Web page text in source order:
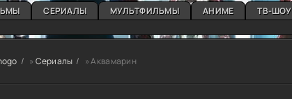
СЕРИАЛЫ МУЛЬТФИЛЬМЫ АНИМЕ ТВ-ШОУ
» Сериалы » Аквамарин